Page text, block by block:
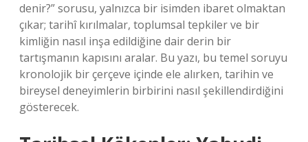
denir?” sorusu, yalnızca bir isimden ibaret olmaktan
çıkar; tarihî kırılmalar, toplumsal tepkiler ve bir
kimliğin nasıl inşa edildiğine dair derin bir
tartışmanın kapısını aralar. Bu yazı, bu temel soruyu
kronolojik bir çerçeve içinde ele alırken, tarihin ve
bireysel deneyimlerin birbirini nasıl şekillendirdiğini
gösterecek.